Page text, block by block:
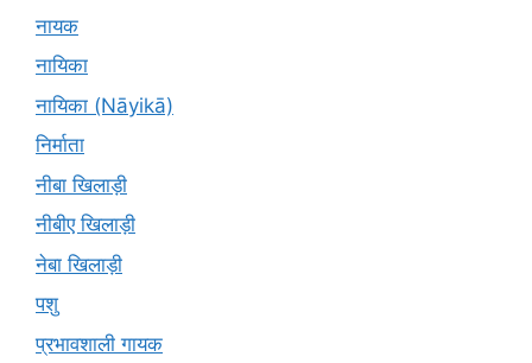
नायक
नायिका
नायिका (Nāyikā)
निर्माता
नीबा खिलाड़ी
नीबीए खिलाड़ी
नेबा खिलाड़ी
पशु
प्रभावशाली गायक